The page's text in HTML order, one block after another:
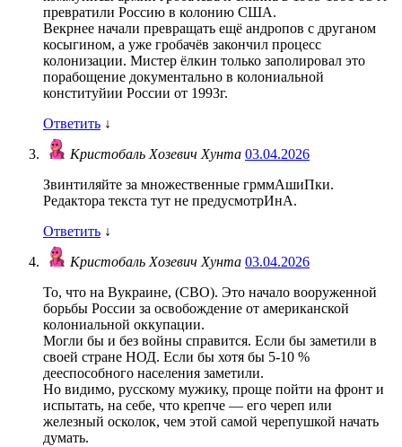
превратили Россию в колонию США.
Векрнее начали превращать ещё андропов с друганом
косыгином, а уже гробачёв закончил процесс
колонизации. Мистер ёлкин только заполировал это
порабощение документально в колониальной
конституйии России от 1993г.
Ответить ↓
Кристобаль Хозевич Хунта 03.04.2026
Звинтиляйте за множественные грммАшиПки.
Редактора текста тут не предусмотрИнА.
Ответить ↓
Кристобаль Хозевич Хунта 03.04.2026
То, что на Вукраине, (СВО). Это начало вооруженной
борьбы России за освобождение от американской
колониальной оккупации.
Могли бы и без войны справится. Если бы заметили в
своей стране НОД. Если бы хотя бы 5-10 %
дееспособного населения заметили.
Но видимо, русскому мужику, проще пойти на фронт и
испытать, на себе, что крепче — его череп или
железный осколок, чем этой самой черепушкой начать
думать.